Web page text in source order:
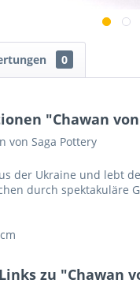
0
"Chawan
von Saga Pottery
der Ukraine und lebt
durch spektakuläre
zu "Chawan